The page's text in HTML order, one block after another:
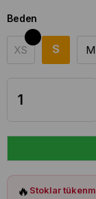
Beden
XS S M
🔥 Stoklar